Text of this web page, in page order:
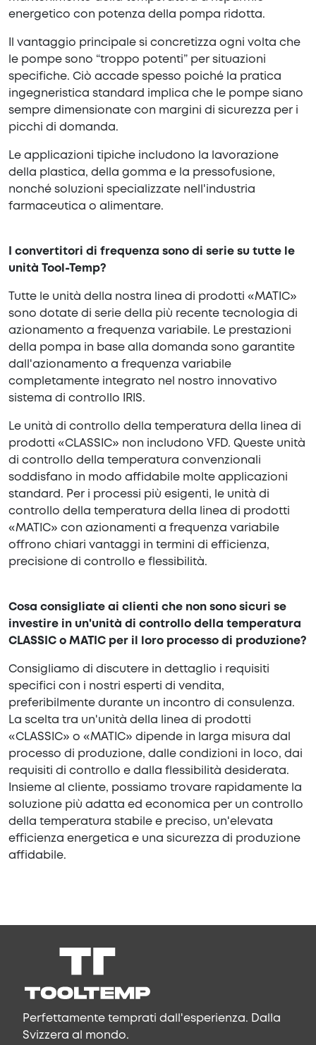
energetico con potenza della pompa ridotta.
Il vantaggio principale si concretizza ogni volta che
le pompe sono “troppo potenti” per situazioni
specifiche. Ciò accade spesso poiché la pratica
ingegneristica standard implica che le pompe siano
sempre dimensionate con margini di sicurezza per i
picchi di domanda.
Le applicazioni tipiche includono la lavorazione
della plastica, della gomma e la pressofusione,
nonché soluzioni specializzate nell'industria
farmaceutica o alimentare.
I convertitori di frequenza sono di serie su tutte le
unità Tool-Temp?
Tutte le unità della nostra linea di prodotti «MATIC»
sono dotate di serie della più recente tecnologia di
azionamento a frequenza variabile. Le prestazioni
della pompa in base alla domanda sono garantite
dall'azionamento a frequenza variabile
completamente integrato nel nostro innovativo
sistema di controllo IRIS.
Le unità di controllo della temperatura della linea di
prodotti «CLASSIC» non includono VFD. Queste unità
di controllo della temperatura convenzionali
soddisfano in modo affidabile molte applicazioni
standard. Per i processi più esigenti, le unità di
controllo della temperatura della linea di prodotti
«MATIC» con azionamenti a frequenza variabile
offrono chiari vantaggi in termini di efficienza,
precisione di controllo e flessibilità.
Cosa consigliate ai clienti che non sono sicuri se
investire in un'unità di controllo della temperatura
CLASSIC o MATIC per il loro processo di produzione?
Consigliamo di discutere in dettaglio i requisiti
specifici con i nostri esperti di vendita,
preferibilmente durante un incontro di consulenza.
La scelta tra un'unità della linea di prodotti
«CLASSIC» o «MATIC» dipende in larga misura dal
processo di produzione, dalle condizioni in loco, dai
requisiti di controllo e dalla flessibilità desiderata.
Insieme al cliente, possiamo trovare rapidamente la
soluzione più adatta ed economica per un controllo
della temperatura stabile e preciso, un'elevata
efficienza energetica e una sicurezza di produzione
affidabile.
Perfettamente temprati dall'esperienza. Dalla
Svizzera al mondo.